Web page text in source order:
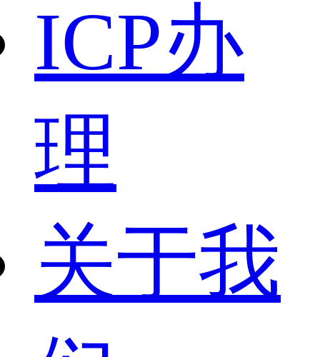
ICP办
理
关于我